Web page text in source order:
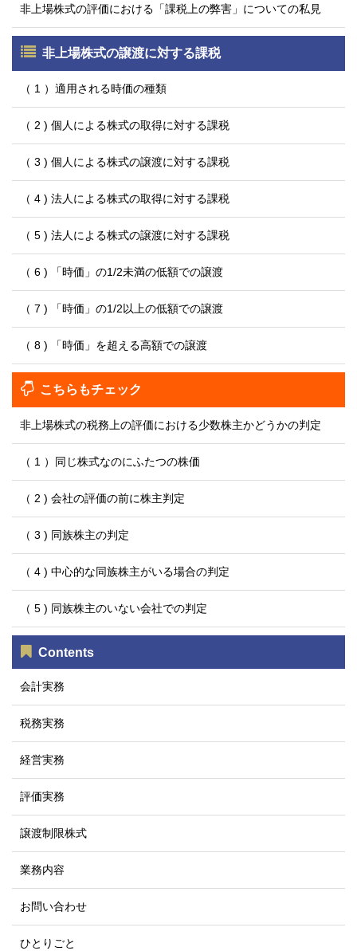
非上場株式の評価における「課税上の弊害」についての私見
非上場株式の譲渡に対する課税
（ 1 ）適用される時価の種類
（ 2 ) 個人による株式の取得に対する課税
（ 3 ) 個人による株式の譲渡に対する課税
（ 4 ) 法人による株式の取得に対する課税
（ 5 ) 法人による株式の譲渡に対する課税
（ 6 ) 「時価」の1/2未満の低額での譲渡
（ 7 ) 「時価」の1/2以上の低額での譲渡
（ 8 ) 「時価」を超える高額での譲渡
こちらもチェック
非上場株式の税務上の評価における少数株主かどうかの判定
（ 1 ）同じ株式なのにふたつの株価
（ 2 ) 会社の評価の前に株主判定
（ 3 ) 同族株主の判定
（ 4 ) 中心的な同族株主がいる場合の判定
（ 5 ) 同族株主のいない会社での判定
Contents
会計実務
税務実務
経営実務
評価実務
譲渡制限株式
業務内容
お問い合わせ
ひとりごと